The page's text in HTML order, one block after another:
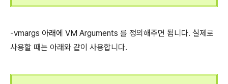
-vmargs 아래에 VM Arguments 를 정의해주면 됩니다. 실제로
사용할 때는 아래와 같이 사용합니다.